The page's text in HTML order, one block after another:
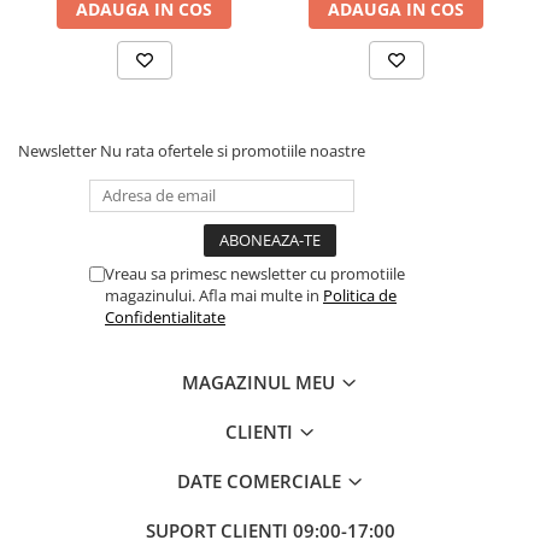
Baloane si Accesorii Halloween
Fete Masa si Perdele Franjurate
Lumanari si Toppere
Seturi si Arcade Baloane
Tematica Nunta
Articole Craciun Bucatarie
Fiecare unelta din acest set de 4 servește unui scop specific în
ADAUGA IN COS ADAUGA IN COS
Newsletter Nu rata ofertele si promotiile noastre
Vreau sa primesc newsletter cu promotiile
magazinului. Afla mai multe in Politica de
Confidentialitate
MAGAZINUL MEU
CLIENTI
DATE COMERCIALE
SUPORT CLIENTI 09:00-17:00